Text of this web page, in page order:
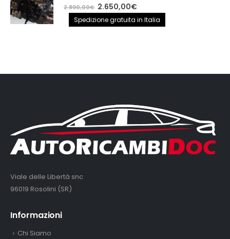
out of 5
2.890,00€ Il
prezzo
originale
2.650,00€Il
prezzo
attuale
Spedizione gratuita in Italia
Viale delle Libertà snc
96019 Rosolini (SR)
Informazioni
Chi Siamo